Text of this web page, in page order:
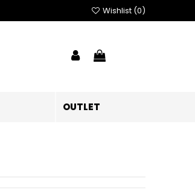
Wishlist (0)
OUTLET